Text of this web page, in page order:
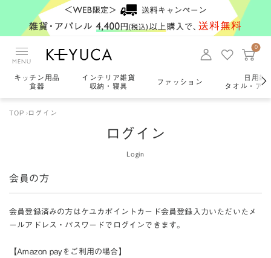
MENU
0
キッチン用品
食器
インテリア雑貨
収納・寝具
ファッション
日用雑
タオル・ア
TOP ログイン
ログイン
Login
会員の方
会員登録済みの方はケユカポイントカード会員登録入力いただいたメ
ールアドレス・パスワードでログインできます。
【Amazon payをご利用の場合】